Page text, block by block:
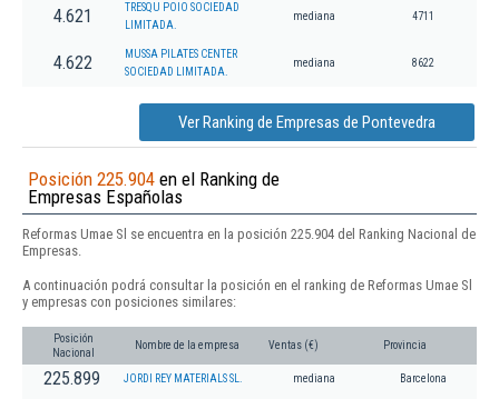
4.621
TRESQU POIO SOCIEDAD
LIMITADA.
mediana 4711
4.622
MUSSA PILATES CENTER
SOCIEDAD LIMITADA.
mediana 8622
Ver Ranking de Empresas de Pontevedra
Posición 225.904 en el Ranking de
Empresas Españolas
Reformas Umae Sl se encuentra en la posición 225.904 del Ranking Nacional de
Empresas.
A continuación podrá consultar la posición en el ranking de Reformas Umae Sl
y empresas con posiciones similares:
Posición
Nacional
Nombre de la empresa Ventas (€) Provincia
225.899 JORDI REY MATERIALS SL. mediana Barcelona